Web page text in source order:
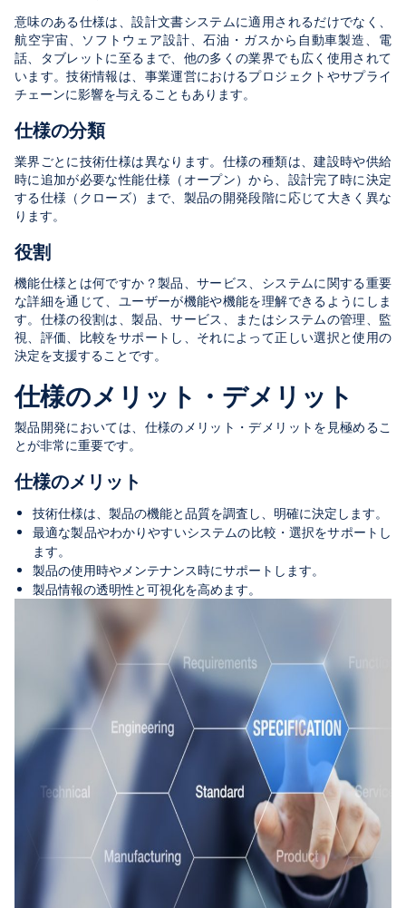
意味のある仕様は、設計文書システムに適用されるだけでなく、
航空宇宙、ソフトウェア設計、石油・ガスから自動車製造、電
話、タブレットに至るまで、他の多くの業界でも広く使用されて
います。技術情報は、事業運営におけるプロジェクトやサプライ
チェーンに影響を与えることもあります。
仕様の分類
業界ごとに技術仕様は異なります。仕様の種類は、建設時や供給
時に追加が必要な性能仕様（オープン）から、設計完了時に決定
する仕様（クローズ）まで、製品の開発段階に応じて大きく異な
ります。
役割
機能仕様とは何ですか？製品、サービス、システムに関する重要
な詳細を通じて、ユーザーが機能や機能を理解できるようにしま
す。仕様の役割は、製品、サービス、またはシステムの管理、監
視、評価、比較をサポートし、それによって正しい選択と使用の
決定を支援することです。
仕様のメリット・デメリット
製品開発においては、仕様のメリット・デメリットを見極めるこ
とが非常に重要です。
仕様のメリット
技術仕様は、製品の機能と品質を調査し、明確に決定します。
最適な製品やわかりやすいシステムの比較・選択をサポートし
ます。
製品の使用時やメンテナンス時にサポートします。
製品情報の透明性と可視化を高めます。